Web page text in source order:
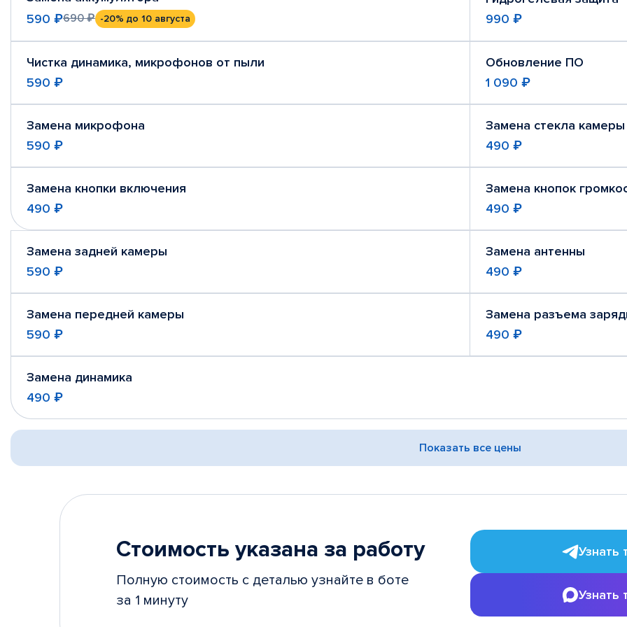
590 ₽690 ₽ -20% до 10 августа
990 ₽
Чистка динамика, микрофонов от пыли
590 ₽
Обновление ПО
1 090 ₽
Замена микрофона
590 ₽
Замена стекла камеры
490 ₽
Замена кнопки включения
490 ₽
Замена кнопок
490 ₽
Замена задней камеры
590 ₽
Замена антенны
490 ₽
Замена передней камеры
590 ₽
Замена разъема
490 ₽
Замена динамика
490 ₽
Показать все цены
Стоимость указана за работу
Полную стоимость с деталью узнайте в боте
за 1 минуту
Узнать
Узнать